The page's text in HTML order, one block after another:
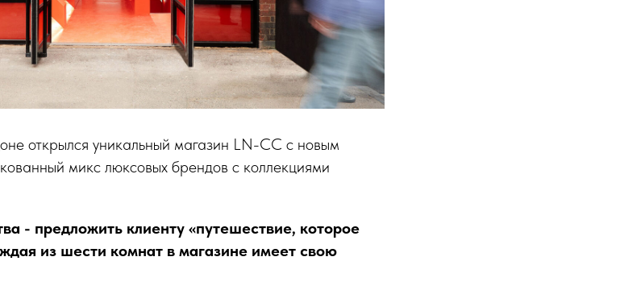
открылся уникальный магазин LN-CC с новым
микс люксовых брендов с коллекциями
- предложить клиенту «путешествие, которое
из шести комнат в магазине имеет свою